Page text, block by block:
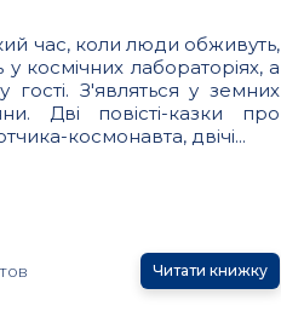
час, коли люди обживуть,
космічних лабораторіях, а
гості. З'являться у земних
Дві повісті-казки про
космонавта, двічі...
Читати книжку